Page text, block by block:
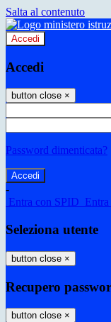
Salta al contenuto
Accedi
Accedi
button close ×
Password dimenticata?
-
Entra con SPID
Seleziona utente
button close ×
Recupero
button close ×